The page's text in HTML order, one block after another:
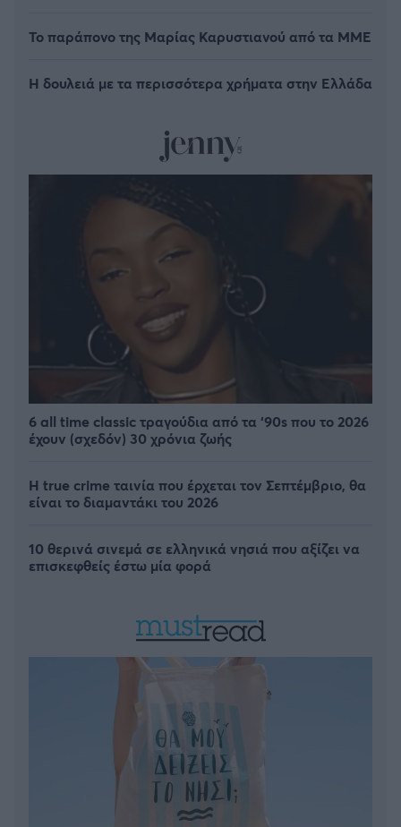
Το παράπονο της Μαρίας Καρυστιανού από τα ΜΜΕ
Η δουλειά με τα περισσότερα χρήματα στην Ελλάδα
6 all time classic τραγούδια από τα ‘90s που το 2026
έχουν (σχεδόν) 30 χρόνια ζωής
Η true crime ταινία που έρχεται τον Σεπτέμβριο, θα
είναι το διαμαντάκι του 2026
10 θερινά σινεμά σε ελληνικά νησιά που αξίζει να
επισκεφθείς έστω μία φορά